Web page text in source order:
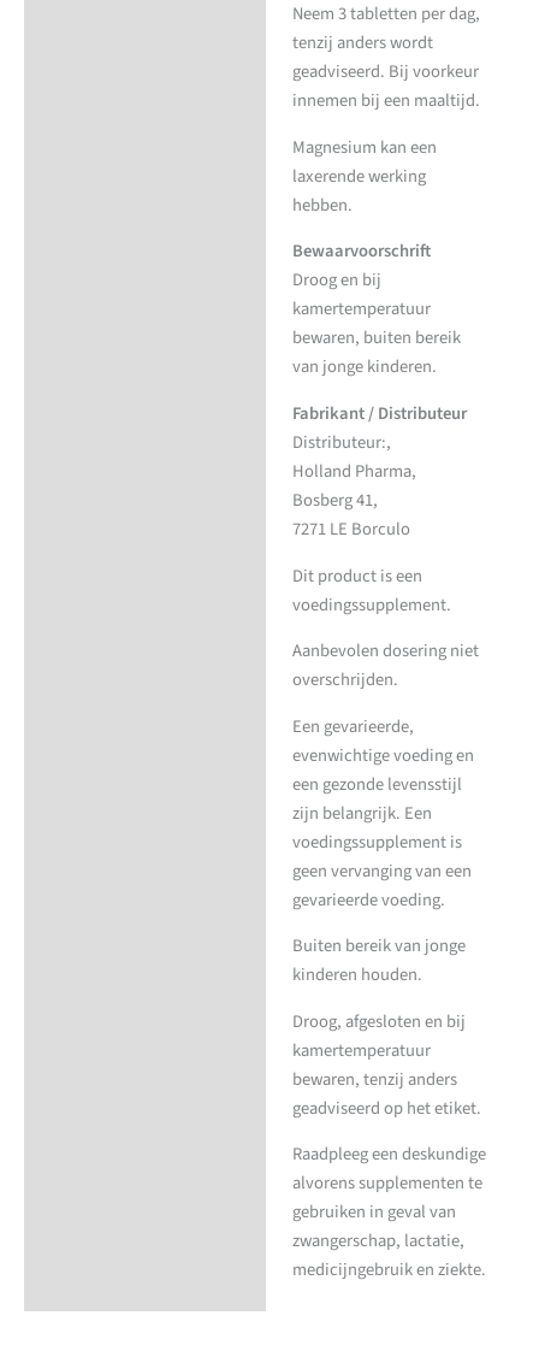
Neem 3 tabletten per dag,
tenzij anders wordt
geadviseerd. Bij voorkeur
innemen bij een maaltijd.
Magnesium kan een
laxerende werking
hebben.
Bewaarvoorschrift
Droog en bij
kamertemperatuur
bewaren, buiten bereik
van jonge kinderen.
Fabrikant / Distributeur
Distributeur:,
Holland Pharma,
Bosberg 41,
7271 LE Borculo
Dit product is een
voedingssupplement.
Aanbevolen dosering niet
overschrijden.
Een gevarieerde,
evenwichtige voeding en
een gezonde levensstijl
zijn belangrijk. Een
voedingssupplement is
geen vervanging van een
gevarieerde voeding.
Buiten bereik van jonge
kinderen houden.
Droog, afgesloten en bij
kamertemperatuur
bewaren, tenzij anders
geadviseerd op het etiket.
Raadpleeg een deskundige
alvorens supplementen te
gebruiken in geval van
zwangerschap, lactatie,
medicijngebruik en ziekte.